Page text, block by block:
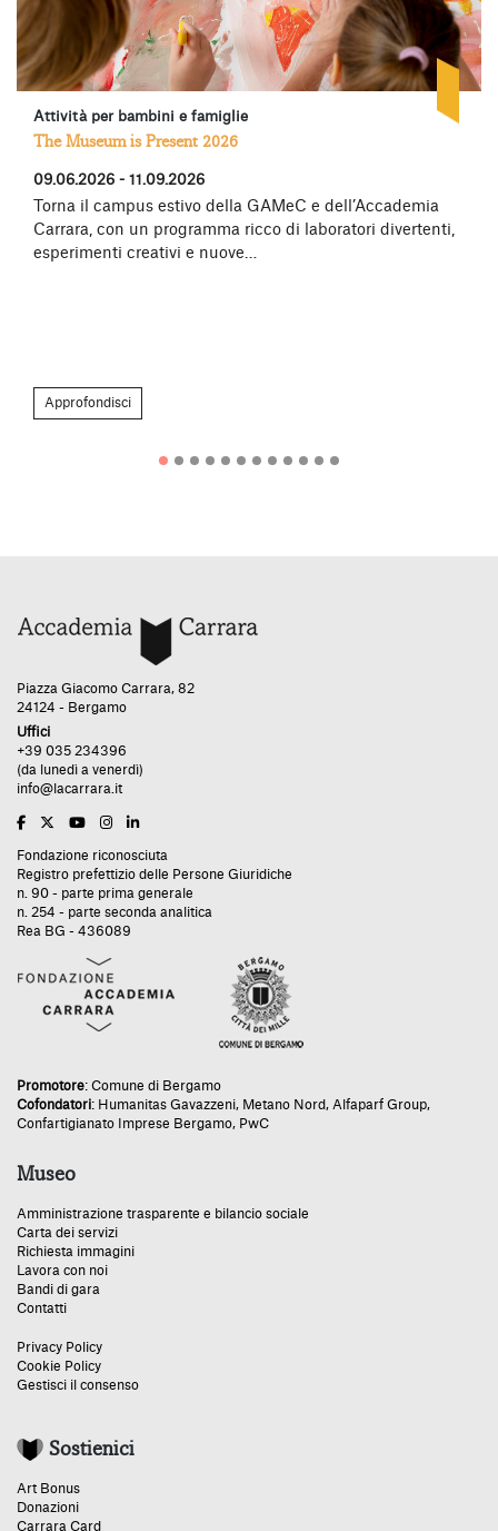
Attività per bambini e famiglie
The Museum is Present 2026
09.06.2026 - 11.09.2026
Torna il campus estivo della GAMeC e dell’Accademia
Carrara, con un programma ricco di laboratori divertenti,
esperimenti creativi e nuove…
Approfondisci
Piazza Giacomo Carrara, 82
24124 - Bergamo
Uffici
+39 035 234396
(da lunedì a venerdì)
info@lacarrara.it
Fondazione riconosciuta
Registro prefettizio delle Persone Giuridiche
n. 90 - parte prima generale
n. 254 - parte seconda analitica
Rea BG - 436089
Promotore: Comune di Bergamo
Cofondatori: Humanitas Gavazzeni, Metano Nord, Alfaparf Group,
Confartigianato Imprese Bergamo, PwC
Museo
Amministrazione trasparente e bilancio sociale
Carta dei servizi
Richiesta immagini
Lavora con noi
Bandi di gara
Contatti
Privacy Policy
Cookie Policy
Gestisci il consenso
Sostienici
Art Bonus
Donazioni
Carrara Card